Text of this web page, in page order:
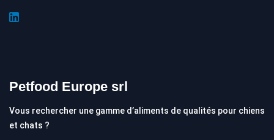
Petfood Europe srl
Vous rechercher une gamme d’aliments de qualités pour chiens
et chats ?